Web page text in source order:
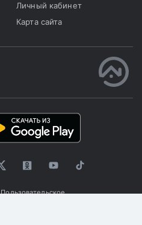
Личный кабинет
Карта сайта
Пользовательское